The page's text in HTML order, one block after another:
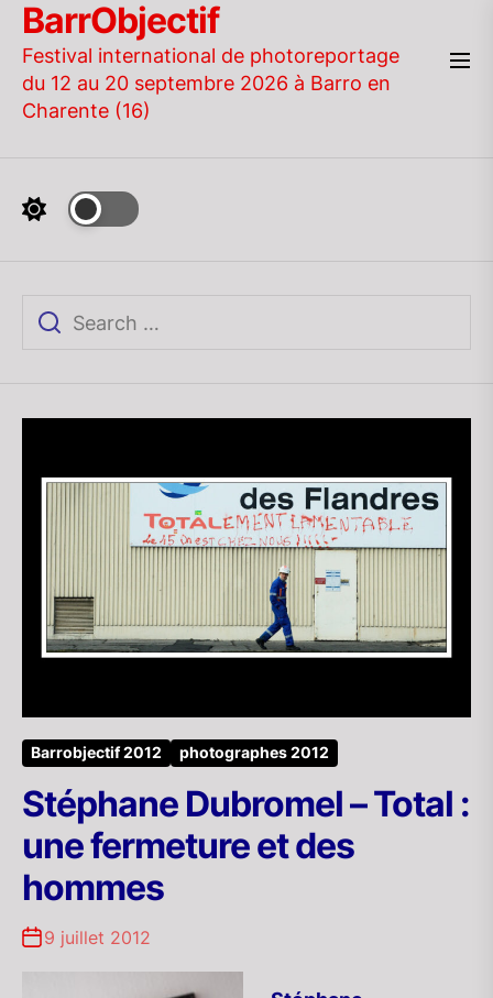
Skip
the
content
BarrObjectif
Festival international de photoreportage
du 12 au 20 septembre 2026 à Barro en
Charente (16)
Barrobjectif 2012 photographes 2012
Stéphane Dubromel – Total :
une fermeture et des
hommes
9 juillet 2012